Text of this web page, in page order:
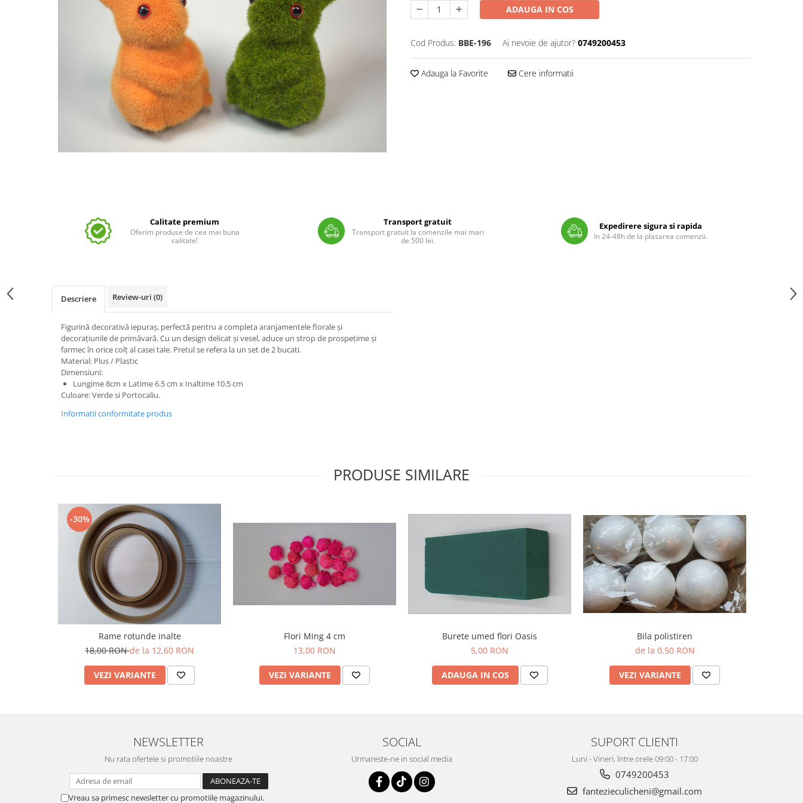
ADAUGA IN COS
Cod Produs: BBE-196 Ai nevoie de ajutor? 0749200453
Adauga la Favorite Cere informatii
Calitate premium
Oferim produse de cea mai buna
calitate!
Transport gratuit
Transport gratuit la comenzile mai mari
de 500 lei.
Expedirere sigura si rapida
In 24-48h de la plasarea comenzii.
Descriere Review-uri (0)
Figurină decorativă iepuraș, perfectă pentru a completa aranjamentele florale și
decorațiunile de primăvară. Cu un design delicat și vesel, aduce un strop de prospețime și
farmec în orice colț al casei tale. Pretul se refera la un set de 2 bucati.
Material: Plus / Plastic
Dimensiuni:
Lungime 8cm x Latime 6.5 cm x Inaltime 10.5 cm
Culoare: Verde si Portocaliu.
Informatii conformitate produs
PRODUSE SIMILARE
-30%
Rame rotunde inalte
18,00 RONde la 12,60 RON
VEZI VARIANTE
Flori Ming 4 cm
13,00 RON
VEZI VARIANTE
Burete umed flori Oasis
5,00 RON
ADAUGA IN COS
Bila polistiren
de la 0,50 RON
VEZI VARIANTE
NEWSLETTER
Nu rata ofertele si promotiile noastre
Vreau sa primesc newsletter cu promotiile magazinului.
SOCIAL
Urmareste-ne in social media
SUPORT CLIENTI
Luni - Vineri, între orele 09:00 - 17:00
0749200453
fantezieculicheni@gmail.com